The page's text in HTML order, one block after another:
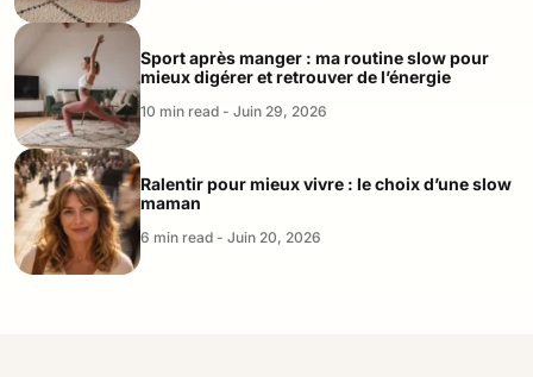
Sport après manger : ma routine slow pour
mieux digérer et retrouver de l’énergie
10 min read - Juin 29, 2026
Ralentir pour mieux vivre : le choix d’une slow
maman
6 min read - Juin 20, 2026